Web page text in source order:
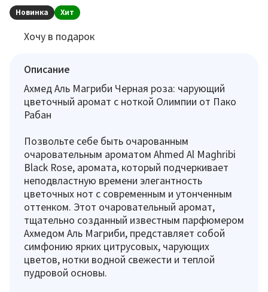
Новинка Хит
Хочу в подарок
Описание
Ахмед Аль Магриби Черная роза: чарующий
цветочный аромат с ноткой Олимпии от Пако
Рабан
Позвольте себе быть очарованным
очаровательным ароматом Ahmed Al Maghribi
Black Rose, аромата, который подчеркивает
неподвластную времени элегантность
цветочных нот с современным и утонченным
оттенком. Этот очаровательный аромат,
тщательно созданный известным парфюмером
Ахмедом Аль Магриби, представляет собой
симфонию ярких цитрусовых, чарующих
цветов, нотки водной свежести и теплой
пудровой основы.